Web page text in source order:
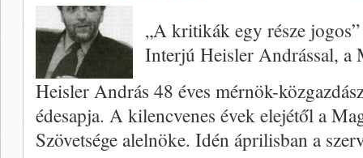
„A kritikák egy része jogos”
Interjú Heisler Andrással, a
Heisler András 48 éves mérnök-
édesapja. A kilencvenes évek elejétől a
Szövetsége alelnöke. Idén áprilisban a